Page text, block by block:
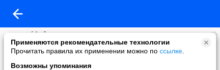
Применяются рекомендательные технологии
Прочитать правила их применении можно по ссылке
Возможны упоминания
ḾẰЯǨ
added a photo
16 Aug в 23:08